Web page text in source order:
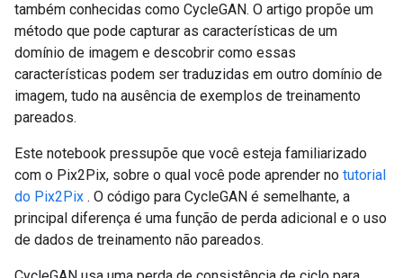
também conhecidas como CycleGAN. O artigo propõe um
método que pode capturar as características de um
domínio de imagem e descobrir como essas
características podem ser traduzidas em outro domínio de
imagem, tudo na ausência de exemplos de treinamento
pareados.
Este notebook pressupõe que você esteja familiarizado
com o Pix2Pix, sobre o qual você pode aprender no tutorial
do Pix2Pix . O código para CycleGAN é semelhante, a
principal diferença é uma função de perda adicional e o uso
de dados de treinamento não pareados.